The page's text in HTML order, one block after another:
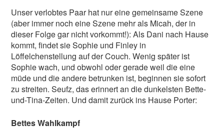
Unser verlobtes Paar hat nur eine gemeinsame Szene
(aber immer noch eine Szene mehr als Micah, der in
dieser Folge gar nicht vorkommt!): Als Dani nach Hause
kommt, findet sie Sophie und Finley in
Löffelchenstellung auf der Couch. Wenig später ist
Sophie wach, und obwohl oder gerade weil die eine
müde und die andere betrunken ist, beginnen sie sofort
zu streiten. Seufz, das erinnert an die dunkelsten Bette-
und-Tina-Zeiten. Und damit zurück ins Hause Porter:
Bettes Wahlkampf